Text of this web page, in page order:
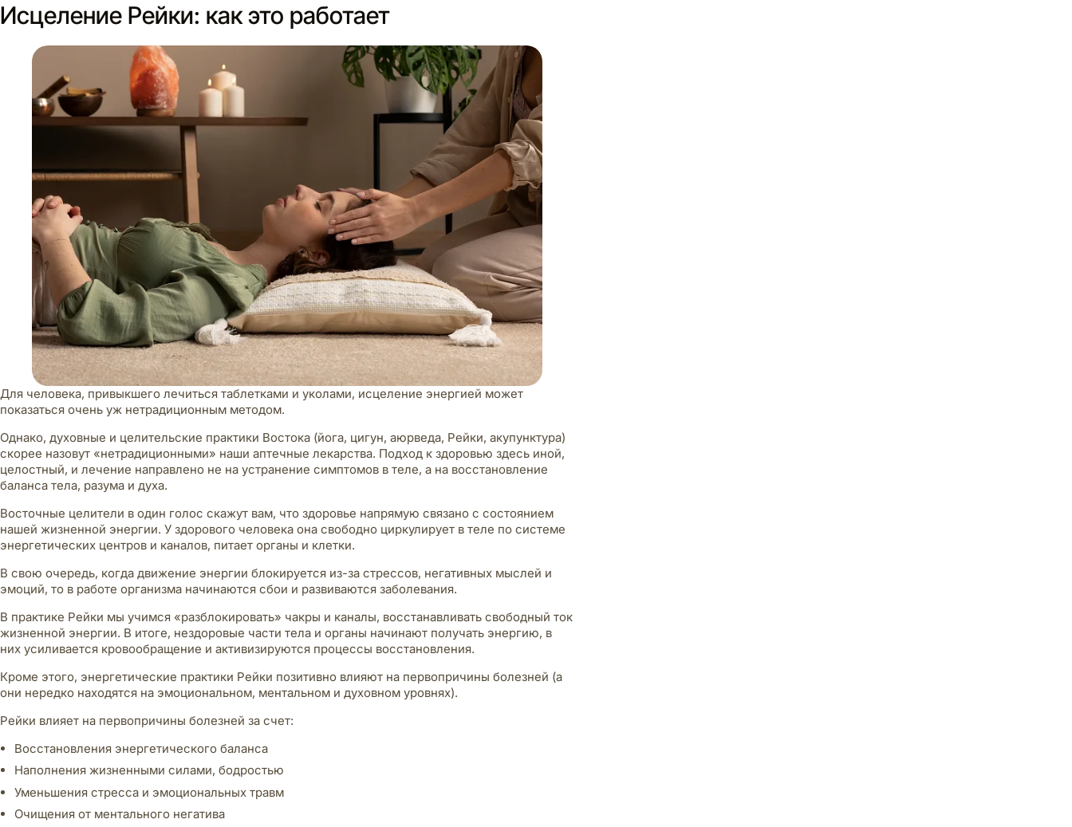
Исцеление Рейки: как это работает
Для человека, привыкшего лечиться таблетками и уколами, исцеление энергией может
показаться очень уж нетрадиционным методом.
Однако, духовные и целительские практики Востока (йога, цигун, аюрведа, Рейки, акупунктура)
скорее назовут «нетрадиционными» наши аптечные лекарства. Подход к здоровью здесь иной,
целостный, и лечение направлено не на устранение симптомов в теле, а на восстановление
баланса тела, разума и духа.
Восточные целители в один голос скажут вам, что здоровье напрямую связано с состоянием
нашей жизненной энергии. У здорового человека она свободно циркулирует в теле по системе
энергетических центров и каналов, питает органы и клетки.
В свою очередь, когда движение энергии блокируется из-за стрессов, негативных мыслей и
эмоций, то в работе организма начинаются сбои и развиваются заболевания.
В практике Рейки мы учимся «разблокировать» чакры и каналы, восстанавливать свободный ток
жизненной энергии. В итоге, нездоровые части тела и органы начинают получать энергию, в
них усиливается кровообращение и активизируются процессы восстановления.
Кроме этого, энергетические практики Рейки позитивно влияют на первопричины болезней (а
они нередко находятся на эмоциональном, ментальном и духовном уровнях).
Рейки влияет на первопричины болезней за счет:
Восстановления энергетического баланса
Наполнения жизненными силами, бодростью
Уменьшения стресса и эмоциональных травм
Очищения от ментального негатива